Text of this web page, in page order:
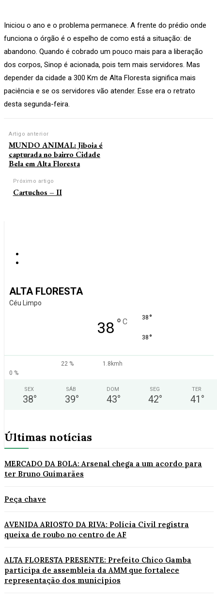
Iniciou o ano e o problema permanece. A frente do prédio onde
funciona o órgão é o espelho de como está a situação: de
abandono. Quando é cobrado um pouco mais para a liberação
dos corpos, Sinop é acionada, pois tem mais servidores. Mas
depender da cidade a 300 Km de Alta Floresta significa mais
paciência e se os servidores vão atender. Esse era o retrato
desta segunda-feira.
Artigo anterior
MUNDO ANIMAL: Jiboia é
capturada no bairro Cidade
Bela em Alta Floresta
Próximo artigo
Cartuchos – II
ALTA FLORESTA
Céu Limpo
38 ° C 38 °
38 °
22 %
1.8kmh
0 %
SEX
38°
SÁB
39°
DOM
43°
SEG
42°
TER
41 °
Últimas notícias
MERCADO DA BOLA: Arsenal chega a um acordo para
ter Bruno Guimarães
Peça chave
AVENIDA ARIOSTO DA RIVA: Polícia Civil registra
queixa de roubo no centro de AF
ALTA FLORESTA PRESENTE: Prefeito Chico Gamba
participa de assembleia da AMM que fortalece
representação dos municípios